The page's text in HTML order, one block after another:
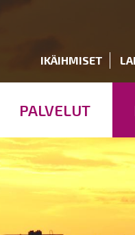
Kohderyhmät
IKÄIHMISET
PALVELUT